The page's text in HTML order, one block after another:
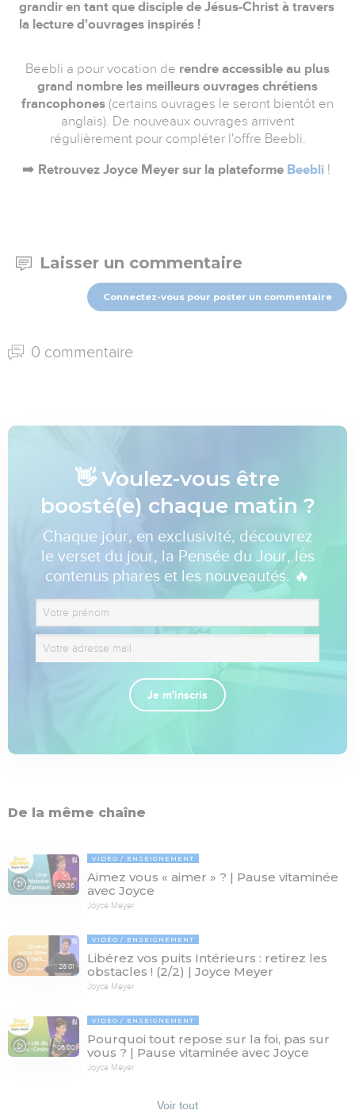
grandir en tant que disciple de Jésus-Christ à travers
la lecture d'ouvrages inspirés !
Beebli a pour vocation de rendre accessible au plus
grand nombre les meilleurs ouvrages chrétiens
francophones (certains ouvrages le seront bientôt en
anglais). De nouveaux ouvrages arrivent
régulièrement pour compléter l'offre Beebli.
➡️ Retrouvez Joyce Meyer sur la plateforme Beebli!
Laisser un commentaire
Connectez-vous pour poster un commentaire
0 commentaire
👋 Voulez-vous être
boosté(e) chaque matin ?
Chaque jour, en exclusivité, découvrez
le verset du jour, la Pensée du Jour, les
contenus phares et les nouveautés. 🔥
Je m'inscris
De la même chaîne
09:36
VIDÉO ENSEIGNEMENT
Aimez vous « aimer » ? | Pause vitaminée
avec Joyce
Joyce Meyer
26:01
VIDÉO ENSEIGNEMENT
Libérez vos puits Intérieurs : retirez les
obstacles ! (2/2) | Joyce Meyer
Joyce Meyer
06:00
VIDÉO ENSEIGNEMENT
Pourquoi tout repose sur la foi, pas sur
vous ? | Pause vitaminée avec Joyce
Joyce Meyer
Voir tout